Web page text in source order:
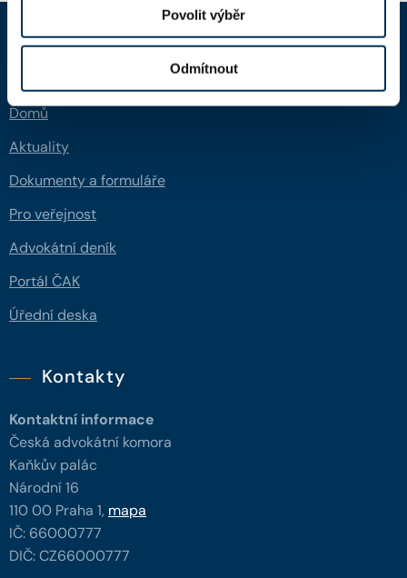
Povolit výběr
Odmítnout
Domů
Aktuality
Dokumenty a formuláře
Pro veřejnost
Advokátní deník
Portál ČAK
Úřední deska
Kontakty
Kontaktní informace
Česká advokátní komora
Kaňkův palác
Národní 16
110 00 Praha 1, mapa
IČ: 66000777
DIČ: CZ66000777